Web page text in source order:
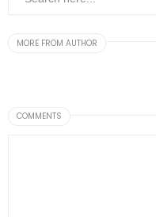
MORE FROM AUTHOR
COMMENTS